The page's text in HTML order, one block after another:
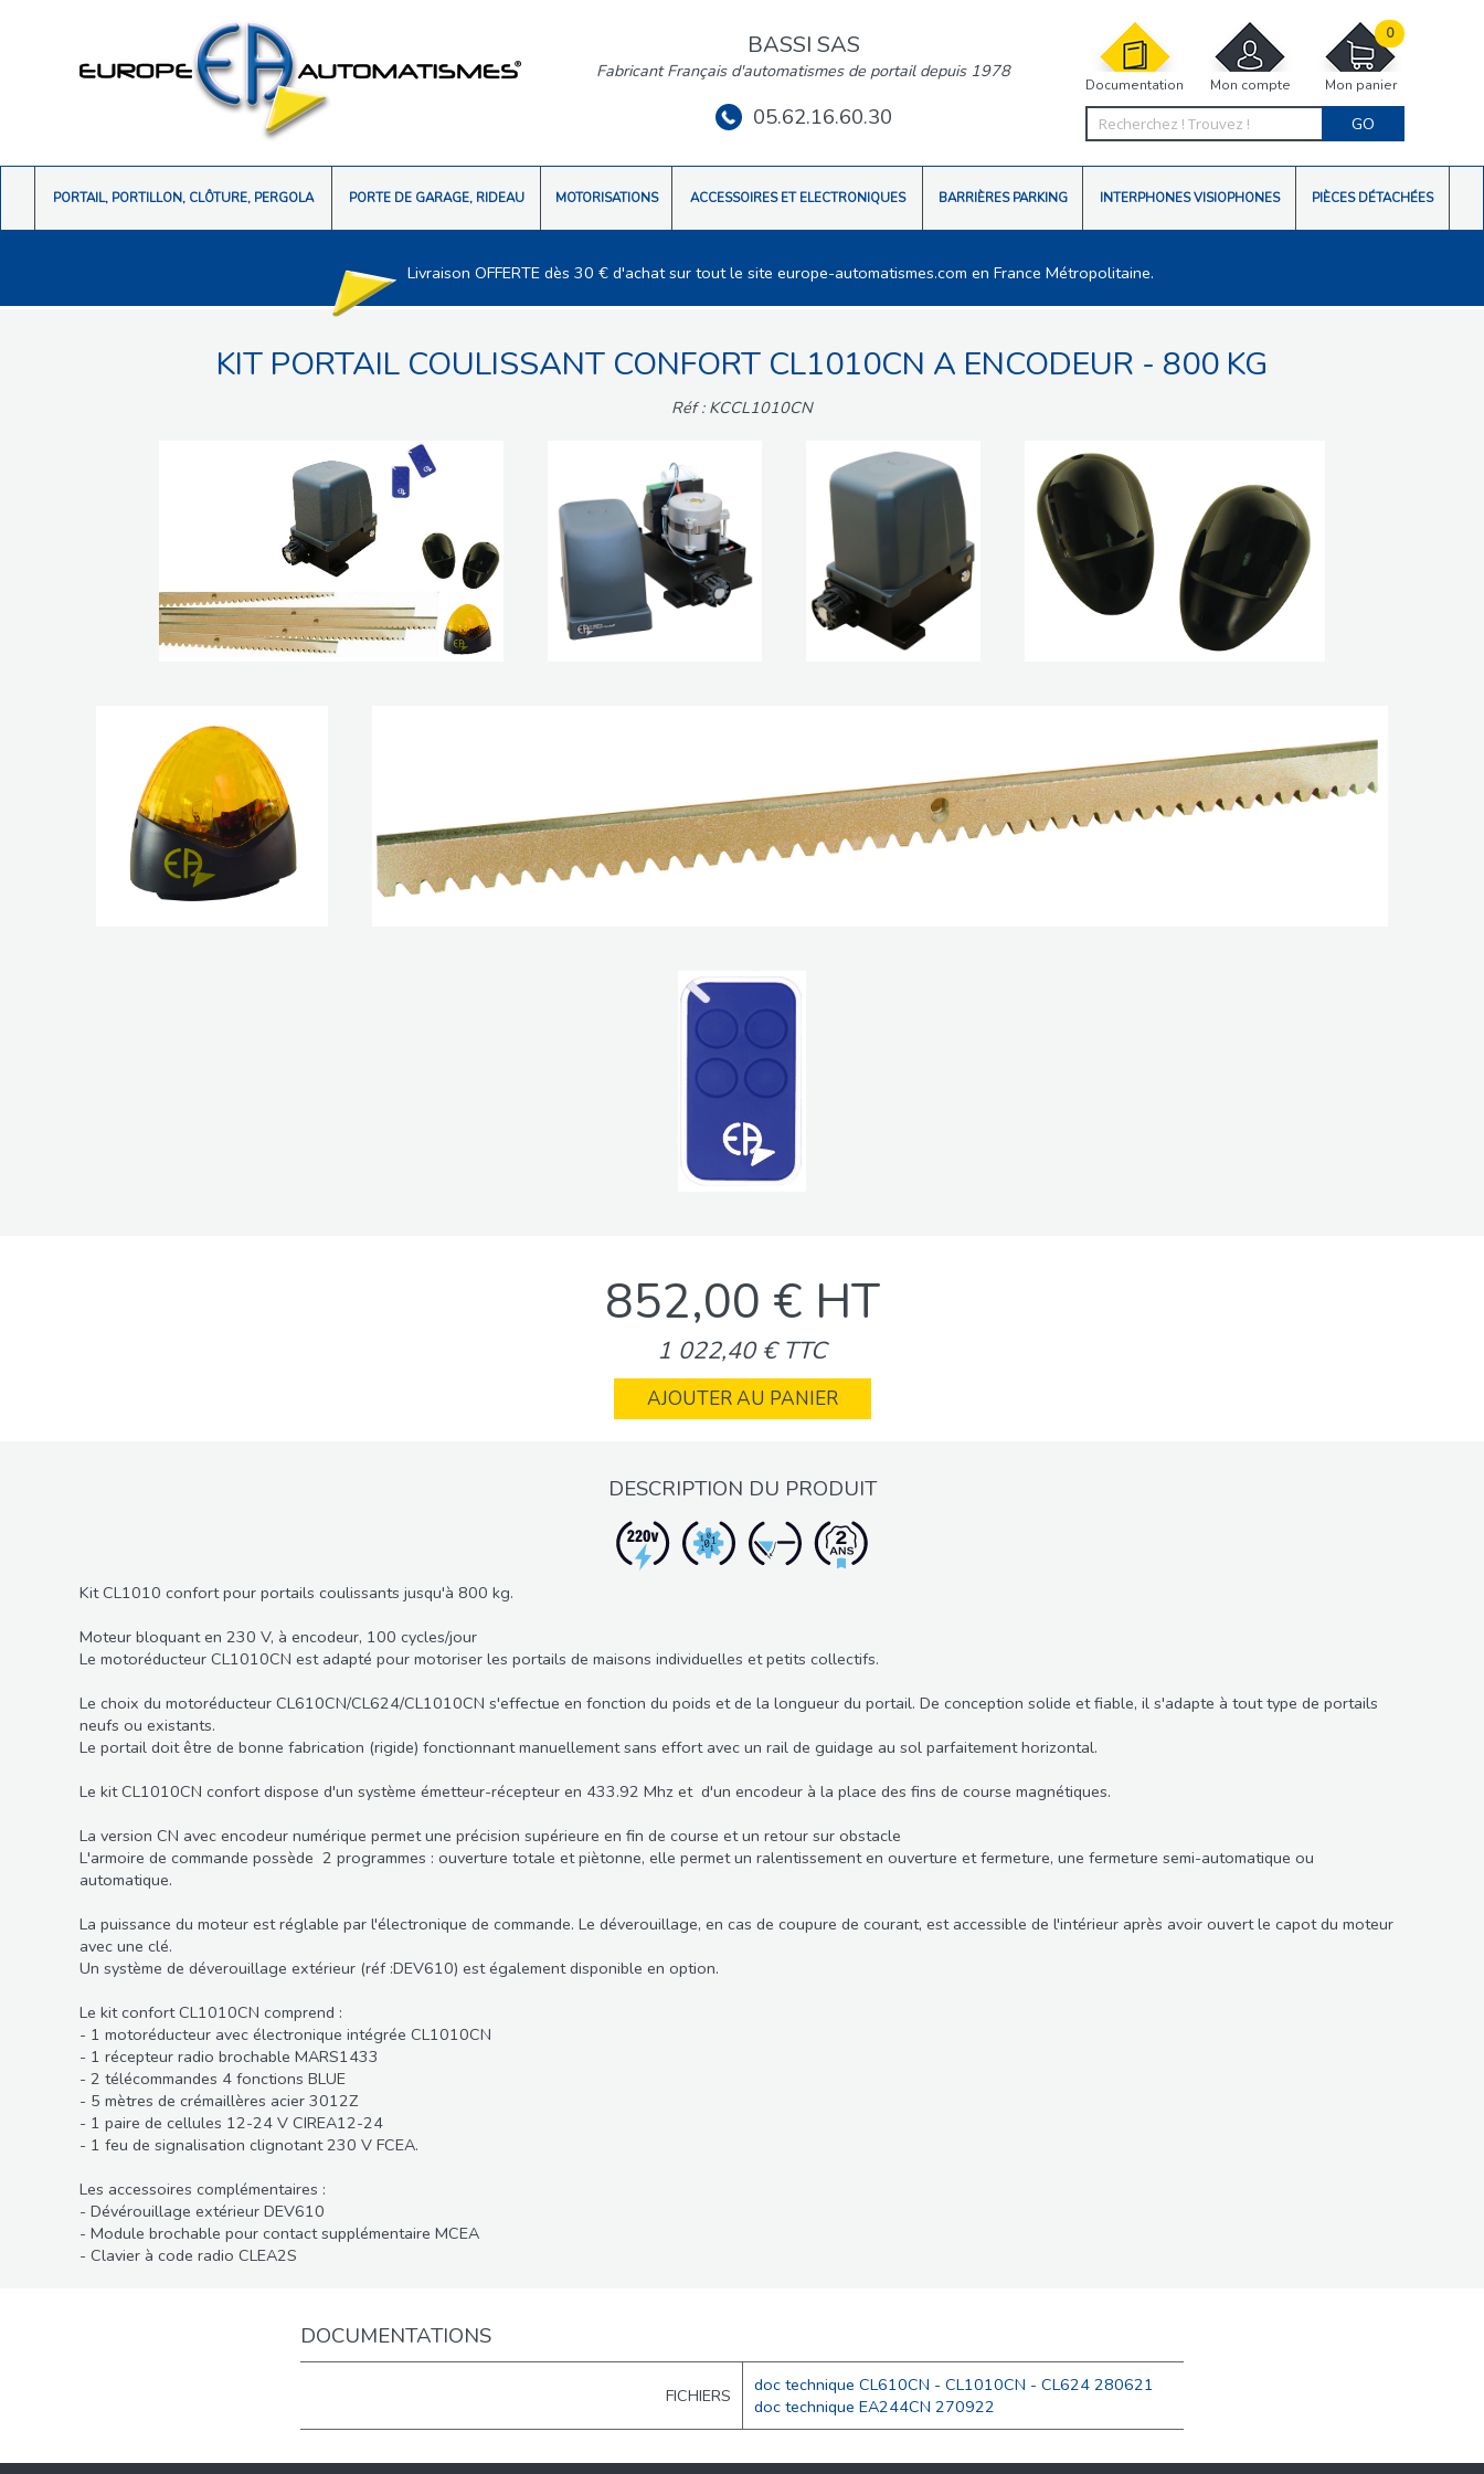
Documentation Mon compte Mon panier
0
GO
BASSI SAS
Fabricant Français d'automatismes de portail depuis 1978
05.62.16.60.30
PORTAIL, PORTILLON, CLÔTURE, PERGOLA PORTE DE GARAGE, RIDEAU MOTORISATIONS ACCESSOIRES ET ELECTRONIQUES BARRIÈRES PARKING INTERPHONES VISIOPHONES PIÈCES DÉTACHÉES
Livraison OFFERTE dès 30 € d'achat sur tout le site europe-automatismes.com en France Métropolitaine.
KIT PORTAIL COULISSANT CONFORT CL1010CN A ENCODEUR - 800 KG
Réf : KCCL1010CN
852,00 € HT
1 022,40 € TTC
AJOUTER AU PANIER
DESCRIPTION DU PRODUIT
Kit CL1010 confort pour portails coulissants jusqu'à 800 kg.
Moteur bloquant en 230 V, à encodeur, 100 cycles/jour
Le motoréducteur CL1010CN est adapté pour motoriser les portails de maisons individuelles et petits collectifs.
Le choix du motoréducteur CL610CN/CL624/CL1010CN s'effectue en fonction du poids et de la longueur du portail. De conception solide et fiable, il s'adapte à tout type de portails
neufs ou existants.
Le portail doit être de bonne fabrication (rigide) fonctionnant manuellement sans effort avec un rail de guidage au sol parfaitement horizontal.
Le kit CL1010CN confort dispose d'un système émetteur-récepteur en 433.92 Mhz et d'un encodeur à la place des fins de course magnétiques.
La version CN avec encodeur numérique permet une précision supérieure en fin de course et un retour sur obstacle
L'armoire de commande possède 2 programmes : ouverture totale et piètonne, elle permet un ralentissement en ouverture et fermeture, une fermeture semi-automatique ou
automatique.
La puissance du moteur est réglable par l'électronique de commande. Le déverouillage, en cas de coupure de courant, est accessible de l'intérieur après avoir ouvert le capot du moteur
avec une clé.
Un système de déverouillage extérieur (réf :DEV610) est également disponible en option.
Le kit confort CL1010CN comprend :
- 1 motoréducteur avec électronique intégrée CL1010CN
- 1 récepteur radio brochable MARS1433
- 2 télécommandes 4 fonctions BLUE
- 5 mètres de crémaillères acier 3012Z
- 1 paire de cellules 12-24 V CIREA12-24
- 1 feu de signalisation clignotant 230 V FCEA.
Les accessoires complémentaires :
- Dévérouillage extérieur DEV610
- Module brochable pour contact supplémentaire MCEA
- Clavier à code radio CLEA2S
DOCUMENTATIONS
FICHIERS
doc technique CL610CN - CL1010CN - CL624 280621
doc technique EA244CN 270922